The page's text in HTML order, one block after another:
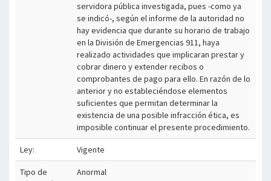
servidora pública investigada, pues -como ya
se indicó-, según el informe de la autoridad no
hay evidencia que durante su horario de trabajo
en la División de Emergencias 911, haya
realizado actividades que implicaran prestar y
cobrar dinero y extender recibos o
comprobantes de pago para ello. En razón de lo
anterior y no estableciéndose elementos
suficientes que permitan determinar la
existencia de una posible infracción ética, es
imposible continuar el presente procedimiento.
Ley: Vigente
Tipo de
Anormal